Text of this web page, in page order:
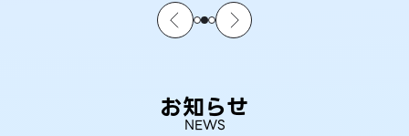
お知らせ
NEWS